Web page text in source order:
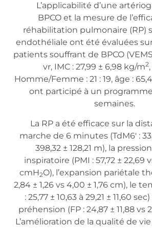
L’applicabilité d’une
BPCO et la mesure de
réhabilitation pulmonaire (RP)
endothéliale ont été évaluées
patients souffrant de BPCO
vr, IMC : 27,99 ± 6,98 kg/m2
Homme/Femme : 21 : 19, âge :
ont participé à un
semaines.
La RP a été efficace sur la
marche de 6 minutes (TdM6′ :
398,32 ± 128,21 m), la
inspiratoire (PMI : 57,72 ± 22,69
cmH2O), l’expansion pariétale
2,84 ± 1,26 vs 4,00 ± 1,76 cm), le
: 25,77 ± 10,63 à 29,21 ± 11,60
préhension (FP : 24,87 ± 11,88 vs
L’amélioration de la qualité de